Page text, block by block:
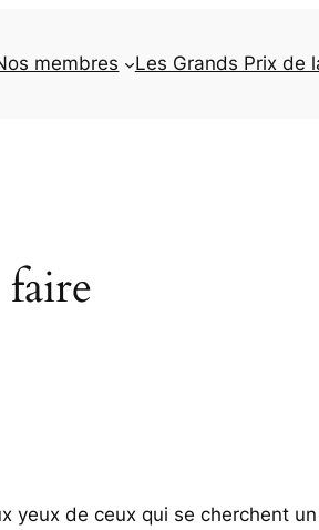
membres Les Grands Prix de
yeux de ceux qui se cherchent